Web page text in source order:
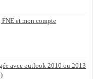
FNE et mon compte
avec outlook 2010 ou 2013